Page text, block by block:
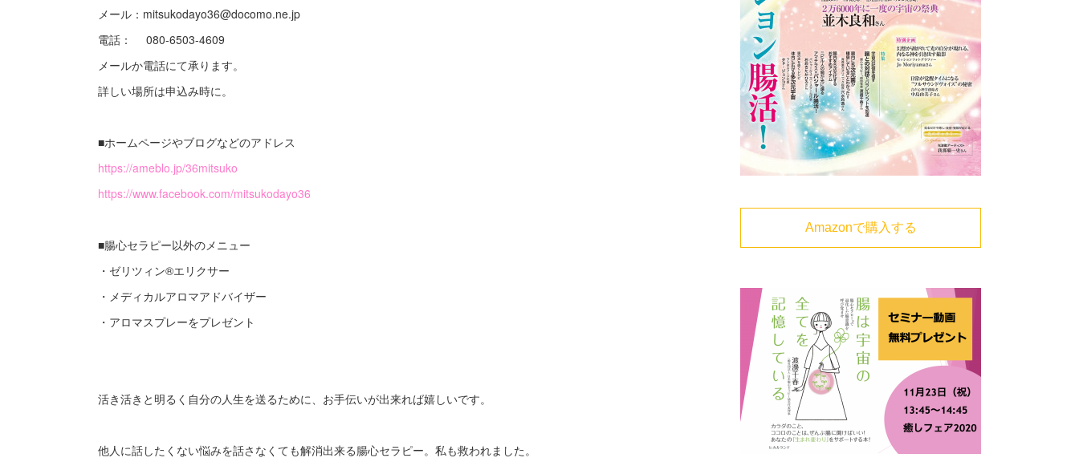
メール：mitsukodayo36@docomo.ne.jp
電話： 080-6503-4609
メールか電話にて承ります。
詳しい場所は申込み時に。
■ホームページやブログなどのアドレス
https://ameblo.jp/36mitsuko
https://www.facebook.com/mitsukodayo36
■腸心セラピー以外のメニュー
・ゼリツィン®️エリクサー
・メディカルアロマアドバイザー
・アロマスプレーをプレゼント
活き活きと明るく自分の人生を送るために、お手伝いが出来れば嬉しいです。
他人に話したくない悩みを話さなくても解消出来る腸心セラピー。私も救われました。
Amazonで購入する